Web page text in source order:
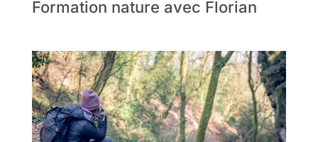
Formation nature avec Florian